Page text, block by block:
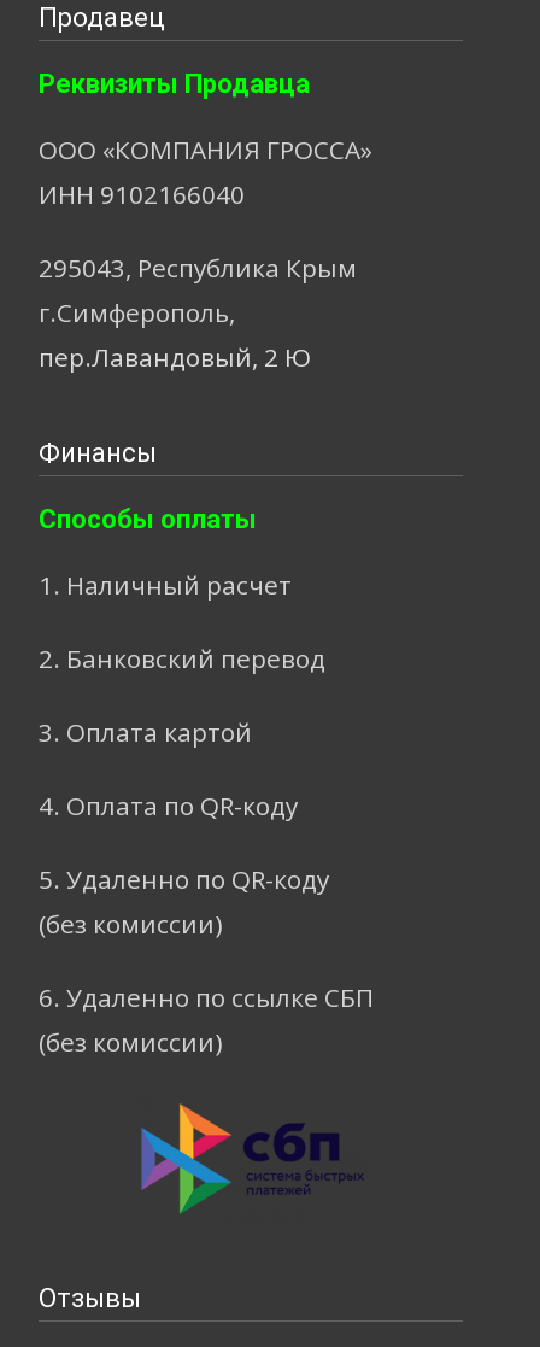
Продавец
Реквизиты Продавца
ООО «КОМПАНИЯ ГРОССА»
ИНН 9102166040
295043, Республика Крым
г.Симферополь,
пер.Лавандовый, 2 Ю
Финансы
Способы оплаты
1. Наличный расчет
2. Банковский перевод
3. Оплата картой
4. Оплата по QR-коду
5. Удаленно по QR-коду
(без комиссии)
6. Удаленно по ссылке СБП
(без комиссии)
Отзывы